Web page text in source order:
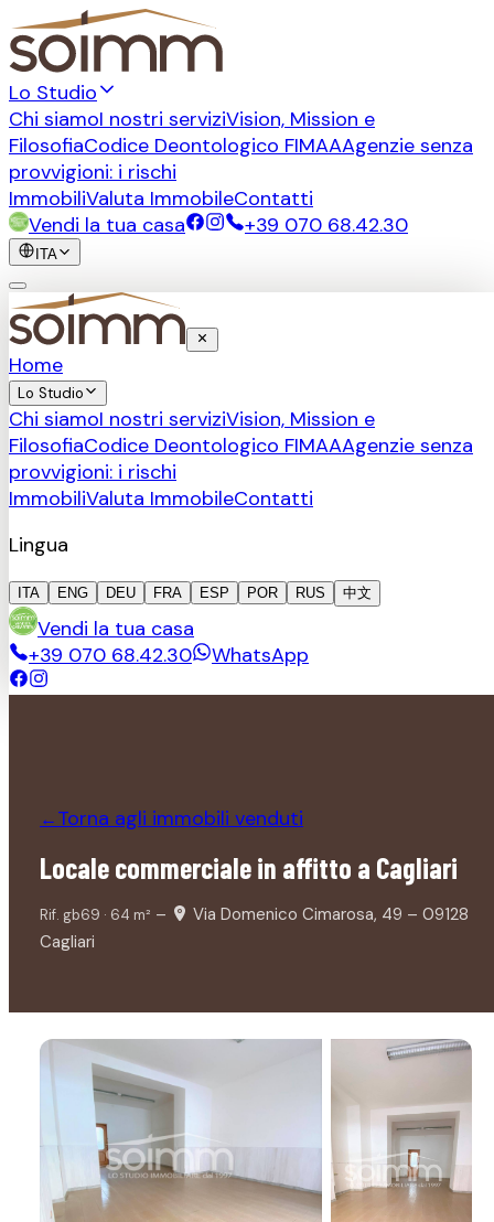
Lo Studio
Chi siamoI nostri serviziVision, Mission e
FilosofiaCodice Deontologico FIMAAAgenzie senza
provvigioni: i rischi
ImmobiliValuta ImmobileContatti
Vendi la tua casa
+39 070 68.42.30
ITA
Home
Lo Studio
Chi siamoI nostri serviziVision, Mission e
FilosofiaCodice Deontologico FIMAAAgenzie senza
provvigioni: i rischi
ImmobiliValuta ImmobileContatti
Lingua
ITA ENG DEU FRA ESP POR RUS 中文
Vendi la tua casa
+39 070 68.42.30
WhatsApp
←Torna agli immobili venduti
Locale commerciale in affitto a Cagliari
Rif. gb69 · 64 m² –
Via Domenico Cimarosa, 49 – 09128
Cagliari